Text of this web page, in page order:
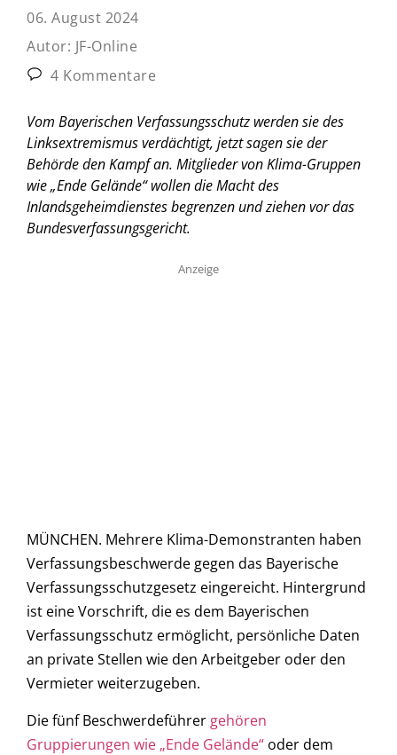
06. August 2024
Autor: JF-Online
4 Kommentare
Vom Bayerischen Verfassungsschutz werden sie des
Linksextremismus verdächtigt, jetzt sagen sie der
Behörde den Kampf an. Mitglieder von Klima-Gruppen
wie „Ende Gelände“ wollen die Macht des
Inlandsgeheimdienstes begrenzen und ziehen vor das
Bundesverfassungsgericht.
Anzeige
MÜNCHEN. Mehrere Klima-Demonstranten haben
Verfassungsbeschwerde gegen das Bayerische
Verfassungsschutzgesetz eingereicht. Hintergrund
ist eine Vorschrift, die es dem Bayerischen
Verfassungsschutz ermöglicht, persönliche Daten
an private Stellen wie den Arbeitgeber oder den
Vermieter weiterzugeben.
Die fünf Beschwerdeführer gehören
Gruppierungen wie „Ende Gelände“ oder dem